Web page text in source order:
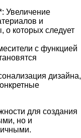
Увеличение
и
о которых следует
с функцией
дизайна,
для создания
но и